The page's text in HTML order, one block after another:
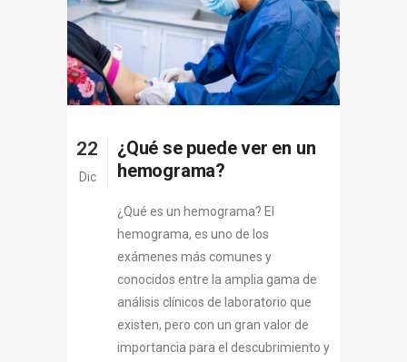
22
Dic
¿Qué se puede ver en un
hemograma?
¿Qué es un hemograma? El
hemograma, es uno de los
exámenes más comunes y
conocidos entre la amplia gama de
análisis clínicos de laboratorio que
existen, pero con un gran valor de
importancia para el descubrimiento y